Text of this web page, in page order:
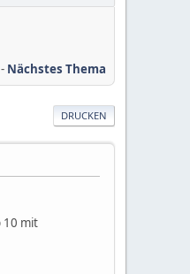
- Nächstes Thema
DRUCKEN
10 mit